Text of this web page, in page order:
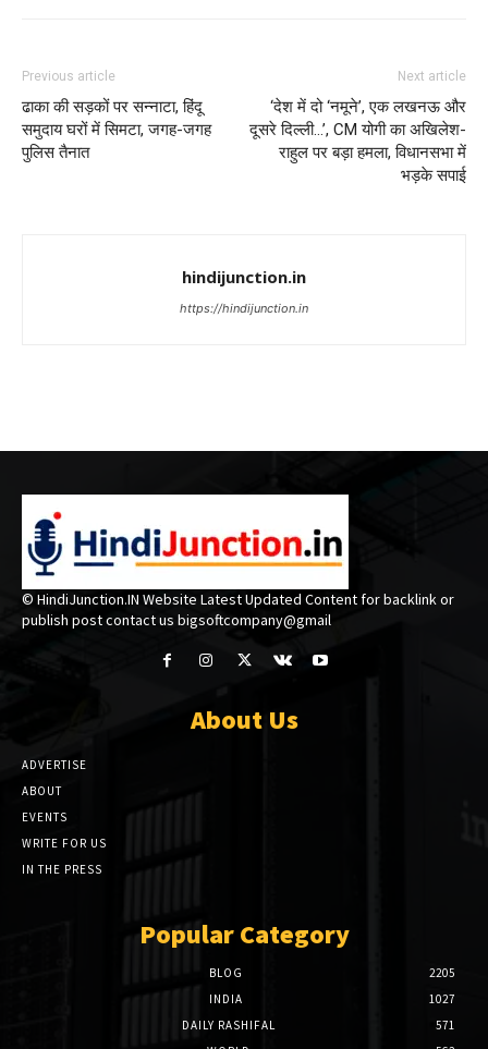
Previous article
ढाका की सड़कों पर सन्नाटा, हिंदू
समुदाय घरों में सिमटा, जगह-जगह
पुलिस तैनात
Next article
‘देश में दो ‘नमूने’, एक लखनऊ और
दूसरे दिल्ली…’, CM योगी का अखिलेश-
राहुल पर बड़ा हमला, विधानसभा में
भड़के सपाई
hindijunction.in
https://hindijunction.in
© HindiJunction.IN Website Latest Updated Content for backlink or
publish post contact us bigsoftcompany@gmail
About Us
ADVERTISE
ABOUT
EVENTS
WRITE FOR US
IN THE PRESS
Popular Category
BLOG
2205
INDIA
1027
DAILY RASHIFAL
571